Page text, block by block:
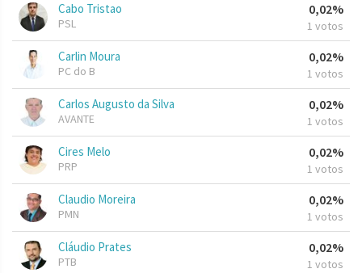
Cabo Tristao
PSL
0,02%
1 votos
Carlin Moura
PC do B
0,02%
1 votos
Carlos Augusto da Silva
AVANTE
0,02%
1 votos
Cires Melo
PRP
0,02%
1 votos
Claudio Moreira
PMN
0,02%
1 votos
Cláudio Prates
PTB
0,02%
1 votos